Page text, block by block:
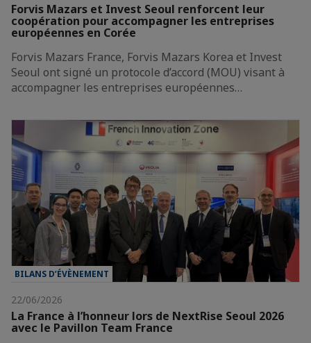
Forvis Mazars et Invest Seoul renforcent leur
coopération pour accompagner les entreprises
européennes en Corée
Forvis Mazars France, Forvis Mazars Korea et Invest
Seoul ont signé un protocole d’accord (MOU) visant à
accompagner les entreprises européennes…
BILANS D’ÉVÈNEMENT
22/06/2026
La France à l’honneur lors de NextRise Seoul 2026
avec le Pavillon Team France